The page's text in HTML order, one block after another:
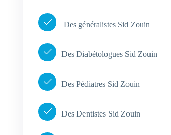
Des généralistes Sid Zouin
Des Diabétologues Sid Zouin
Des Pédiatres Sid Zouin
Des Dentistes Sid Zouin